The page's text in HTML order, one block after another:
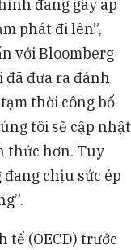
đang gây áp
phát đi lên”,
với Bloomberg
đã đưa ra đánh
thời công bố
tôi sẽ cập nhật
thức hơn. Tuy
chịu sức ép
tế (OECD) trước